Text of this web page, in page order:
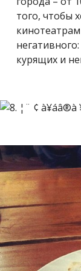
того, чтобы
курящих и